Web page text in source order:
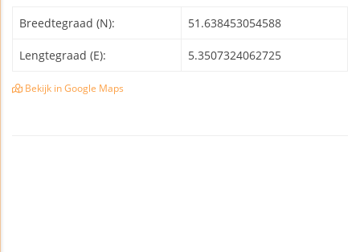
Breedtegraad (N): 51.638453054588
Lengtegraad (E): 5.3507324062725
Bekijk in Google Maps